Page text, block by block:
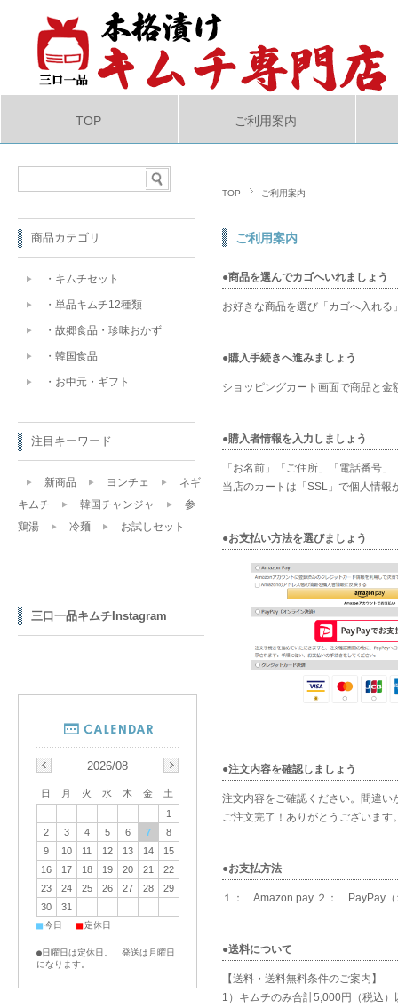
TOP ご利用案内
TOP ご利用案内
ご利用案内
●商品を選んでカゴへいれましょう
お好きな商品を選び「カゴへ入れ
●購入手続きへ進みましょう
ショッピングカート画面で商品と
●購入者情報を入力しましょう
「お名前」「ご住所」「電話番号
当店のカートは「SSL」で個人情報
●お支払い方法を選びましょう
●注文内容を確認しましょう
注文内容をご確認ください。間違
ご注文完了！ありがとうございます
●お支払方法
１： Amazon pay ２： PayPay
●送料について
【送料・送料無料条件のご案内】
1）キムチのみ合計5,000円（税込
商品カテゴリ
・キムチセット
・単品キムチ12種類
・故郷食品・珍味おかず
・韓国食品
・お中元・ギフト
注目キーワード
新商品 ヨンチェ
ネギ
キムチ
韓国チャンジャ
参
鶏湯
冷麺 お試しセット
三口一品キムチInstagram
2026/08
日 月 火 水 木 金
土
1
2
3 4 5 6 7
8
9
10 11 12 13 14
15
16
17 18 19 20 21
22
23
24 25 26 27 28
29
30
31
■今日 ■定休日
●日曜日は定休日。 発送は月曜日
になります。